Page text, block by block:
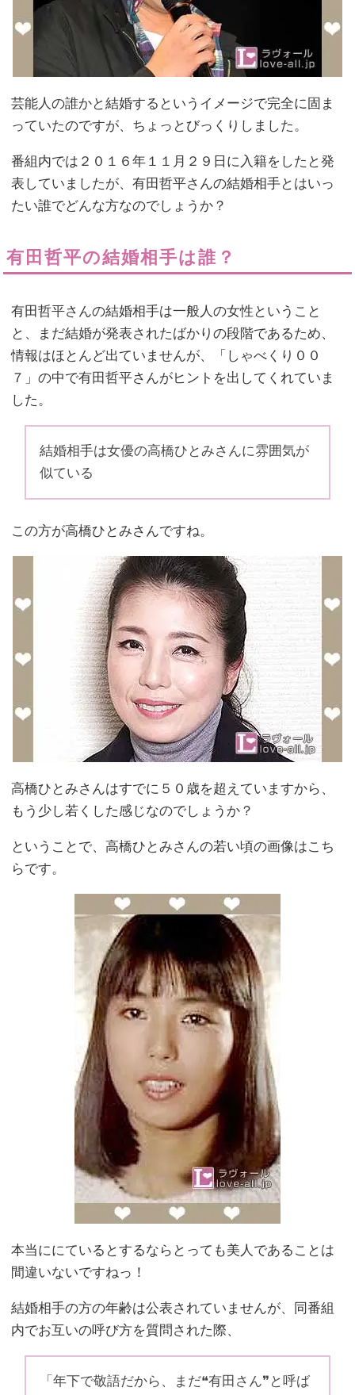
芸能人の誰かと結婚するというイメージで完全に固ま
っていたのですが、ちょっとびっくりしました。
番組内では２０１６年１１月２９日に入籍をしたと発
表していましたが、有田哲平さんの結婚相手とはいっ
たい誰でどんな方なのでしょうか？
有田哲平の結婚相手は誰？
有田哲平さんの結婚相手は一般人の女性ということ
と、まだ結婚が発表されたばかりの段階であるため、
情報はほとんど出ていませんが、「しゃべくり００
７」の中で有田哲平さんがヒントを出してくれていま
した。
結婚相手は女優の高橋ひとみさんに雰囲気が
似ている
この方が高橋ひとみさんですね。
高橋ひとみさんはすでに５０歳を超えていますから、
もう少し若くした感じなのでしょうか？
ということで、高橋ひとみさんの若い頃の画像はこち
らです。
本当ににているとするならとっても美人であることは
間違いないですねっ！
結婚相手の方の年齢は公表されていませんが、同番組
内でお互いの呼び方を質問された際、
「年下で敬語だから、まだ❝有田さん❞と呼ば